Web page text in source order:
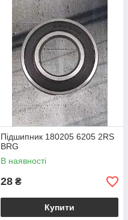
Підшипник 180205 6205 2RS
BRG
В наявності
28 ₴
Купити